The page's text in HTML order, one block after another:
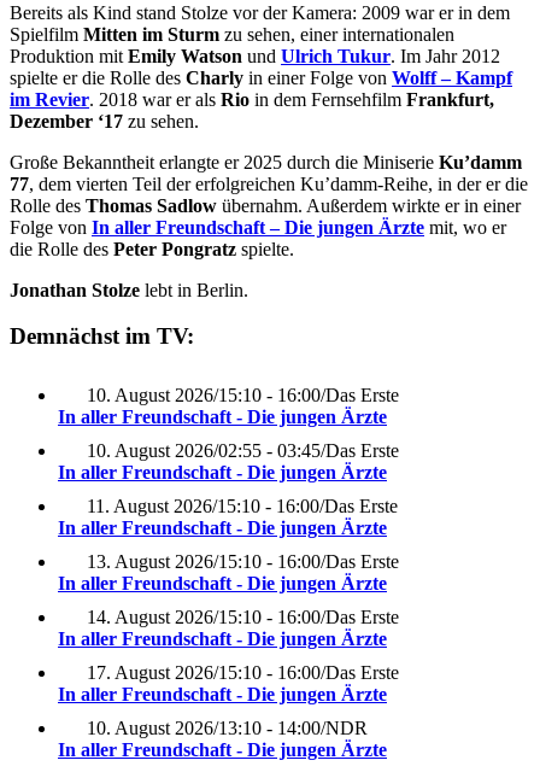
Bereits als Kind stand Stolze vor der Kamera: 2009 war er in dem
Spielfilm Mitten im Sturm zu sehen, einer internationalen
Produktion mit Emily Watson und Ulrich Tukur. Im Jahr 2012
spielte er die Rolle des Charly in einer Folge von Wolff – Kampf
im Revier. 2018 war er als Rio in dem Fernsehfilm Frankfurt,
Dezember ‘17 zu sehen.
Große Bekanntheit erlangte er 2025 durch die Miniserie Ku’damm
77, dem vierten Teil der erfolgreichen Ku’damm-Reihe, in der er die
Rolle des Thomas Sadlow übernahm. Außerdem wirkte er in einer
Folge von In aller Freundschaft – Die jungen Ärzte mit, wo er
die Rolle des Peter Pongratz spielte.
Jonathan Stolze lebt in Berlin.
Demnächst im TV:
10. August 2026/15:10 - 16:00/Das Erste
In aller Freundschaft - Die jungen Ärzte
10. August 2026/02:55 - 03:45/Das Erste
In aller Freundschaft - Die jungen Ärzte
11. August 2026/15:10 - 16:00/Das Erste
In aller Freundschaft - Die jungen Ärzte
13. August 2026/15:10 - 16:00/Das Erste
In aller Freundschaft - Die jungen Ärzte
14. August 2026/15:10 - 16:00/Das Erste
In aller Freundschaft - Die jungen Ärzte
17. August 2026/15:10 - 16:00/Das Erste
In aller Freundschaft - Die jungen Ärzte
10. August 2026/13:10 - 14:00/NDR
In aller Freundschaft - Die jungen Ärzte